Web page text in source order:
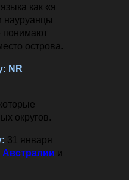
как «я
науруанцы
понимают
острова.
NR
округов.
: 31 января
Австралии и